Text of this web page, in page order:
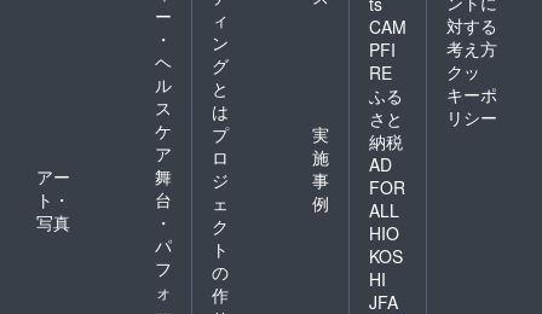
ー
・
ヘ
ル
ス
ケ
ア
アー
ト・
写真
舞
台
・
パ
フ
ォ
ィ
ン
グ
と
は
プ
ロ
ジ
ェ
ク
ト
の
作
実
施
事
例
CAM
PFI
RE
ふる
さと
納税
AD
FOR
ALL
HIO
KOS
HI
JFA
対する
考え方
クッ
キーポ
リシー